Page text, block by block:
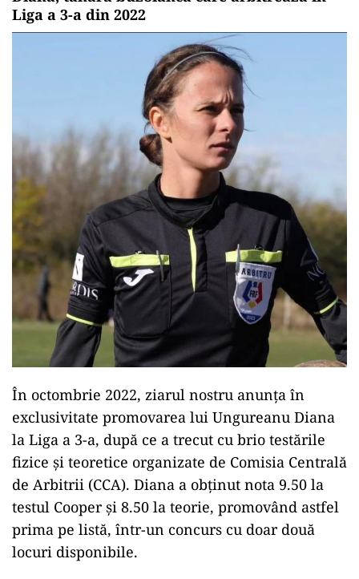
Liga a 3-a din 2022
În octombrie 2022, ziarul nostru anunța în
exclusivitate promovarea lui Ungureanu Diana
la Liga a 3-a, după ce a trecut cu brio testările
fizice și teoretice organizate de Comisia Centrală
de Arbitrii (CCA). Diana a obținut nota 9.50 la
testul Cooper și 8.50 la teorie, promovând astfel
prima pe listă, într-un concurs cu doar două
locuri disponibile.